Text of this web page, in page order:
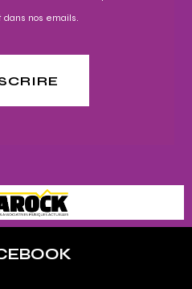
nos emails.